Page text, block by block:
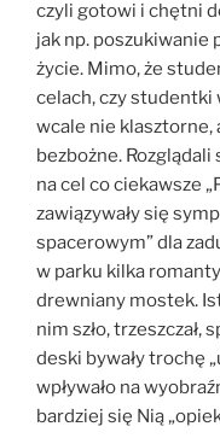
czyli gotowi i chętni
jak np. poszukiwanie
życie. Mimo, że
celach, czy studentki
wcale nie klasztorne,
bezbożne.
na cel co ciekawsze
zawiązywały się
spacerowym” dla
w parku kilka
drewniany mostek.
nim szło, trzeszczał,
deski bywały trochę
wpływało na
bardziej się Nią